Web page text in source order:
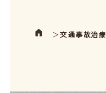
＞交通事故治療